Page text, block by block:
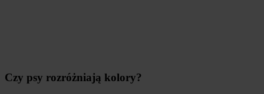
Czy psy rozróżniają kolory?